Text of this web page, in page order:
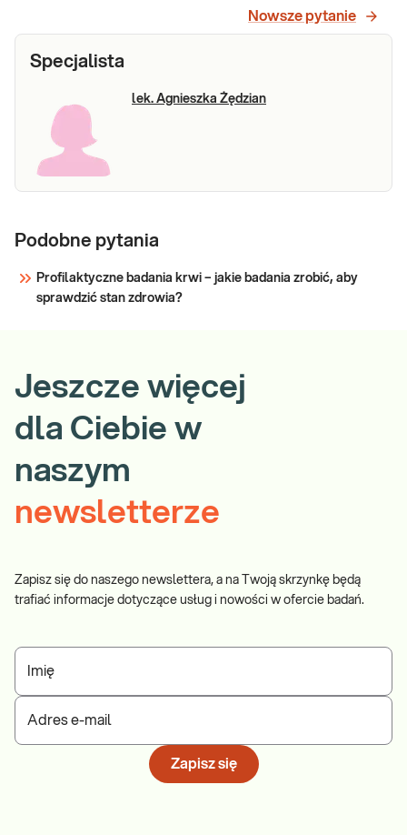
Nowsze pytanie
Specjalista
lek. Agnieszka Żędzian
Podobne pytania
Profilaktyczne badania krwi – jakie badania zrobić, aby
sprawdzić stan zdrowia?
Jeszcze więcej
dla Ciebie w
naszym
newsletterze
Zapisz się do naszego newslettera, a na Twoją skrzynkę będą
trafiać informacje dotyczące usług i nowości w ofercie badań.
Imię
Adres e-mail
Zapisz się